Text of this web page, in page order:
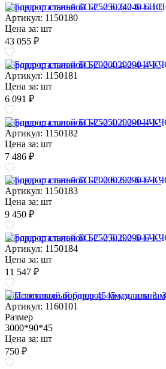
Бордюр стальной БС-250.6.240-6-I-НС
Артикул: 1150180
Цена за: шт
43 055 ₽
Бордюр стальной БС-200.4.290-4-I-ЧС
Артикул: 1150181
Цена за: шт
6 091 ₽
Бордюр стальной БС-250.4.290-4-I-ЧС
Артикул: 1150182
Цена за: шт
7 486 ₽
Бордюр стальной БС-200.6.290-6-I-ЧС
Артикул: 1150183
Цена за: шт
9 450 ₽
Бордюр стальной БС-250.6.290-6-I-ЧС
Артикул: 1150184
Цена за: шт
11 547 ₽
Пластиковый бордюр 45 мм, длина 3 м
Артикул: 1160101
Размер
3000*90*45
Цена за: шт
750 ₽